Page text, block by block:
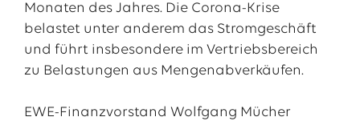
Monaten des Jahres. Die Corona-Krise
belastet unter anderem das Stromgeschäft
und führt insbesondere im Vertriebsbereich
zu Belastungen aus Mengenabverkäufen.
EWE-Finanzvorstand Wolfgang Mücher